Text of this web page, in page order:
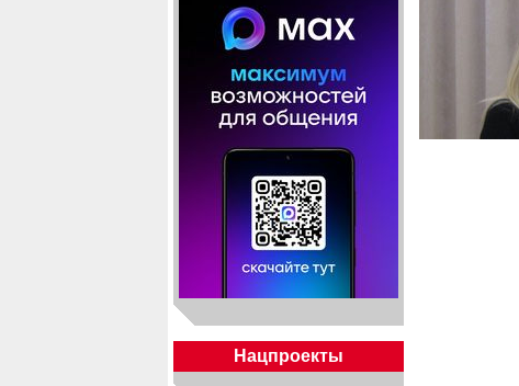
Нацпроекты